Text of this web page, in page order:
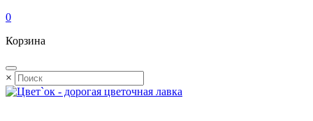
0
Корзина
×